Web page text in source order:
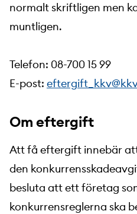
normalt skriftligen men
muntligen.
Telefon: 08-700 15 99
E-post:
Om eftergift
Att få eftergift innebär
den
besluta att ett företag
konkurrensreglerna ska